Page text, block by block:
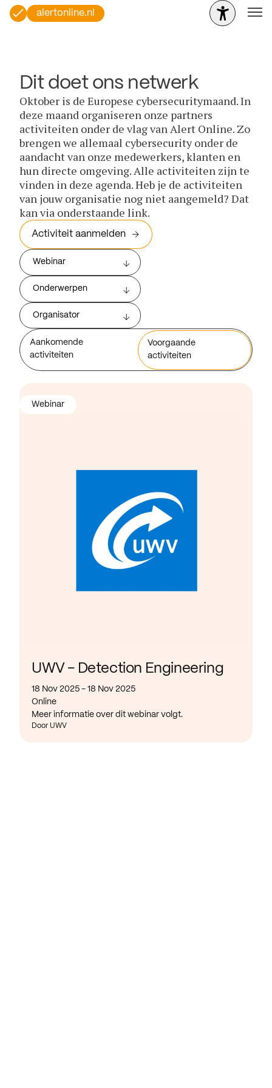
alertonline.nl
Dit doet ons netwerk
Oktober is de Europese cybersecuritymaand. In
deze maand organiseren onze partners
activiteiten onder de vlag van Alert Online. Zo
brengen we allemaal cybersecurity onder de
aandacht van onze medewerkers, klanten en
hun directe omgeving. Alle activiteiten zijn te
vinden in deze agenda. Heb je de activiteiten
van jouw organisatie nog niet aangemeld? Dat
kan via onderstaande link.
Activiteit aanmelden
Webinar
Onderwerpen
Organisator
Aankomende
activiteiten
Voorgaande
activiteiten
UWV - Detection Engineering
18 Nov 2025 - 18 Nov 2025
Online
Meer informatie over dit webinar volgt.
Door UWV
Webinar